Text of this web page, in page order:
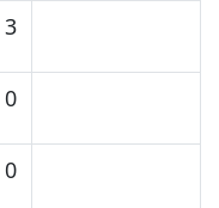
3
0
0